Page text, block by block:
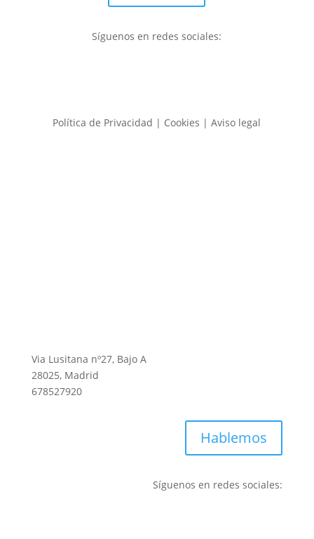
Síguenos en redes sociales:
Política de Privacidad | Cookies | Aviso legal
Via Lusitana nº27, Bajo A
28025, Madrid
678527920
Hablemos
Síguenos en redes sociales: